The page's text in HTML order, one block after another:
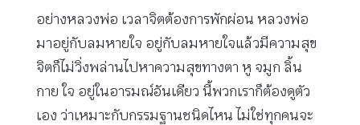
อย่างหลวงพ่อ เวลาจิตต้องการพักผ่อน หลวงพ่อ
มาอยู่กับลมหายใจ อยู่กับลมหายใจแล้วมีความสุข
จิตก็ไม่วิ่งพล่านไปหาความสุขทางตา หู จมูก ลิ้น
กาย ใจ อยู่ในอารมณ์อันเดียว นี้พวกเราก็ต้องดูตัว
เอง ว่าเหมาะกับกรรมฐานชนิดไหน ไม่ใช่ทุกคนจะ